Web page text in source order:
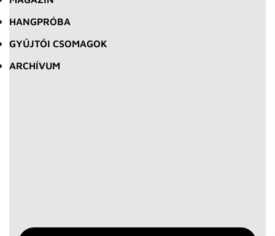
HANGPRÓBA
GYŰJTŐI CSOMAGOK
ARCHÍVUM